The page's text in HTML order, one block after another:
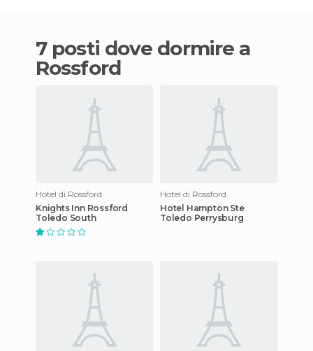
7 posti dove dormire a
Rossford
Hotel di Rossford
Knights Inn Rossford
Toledo South
Hotel di Rossford
Hotel Hampton Ste
Toledo Perrysburg